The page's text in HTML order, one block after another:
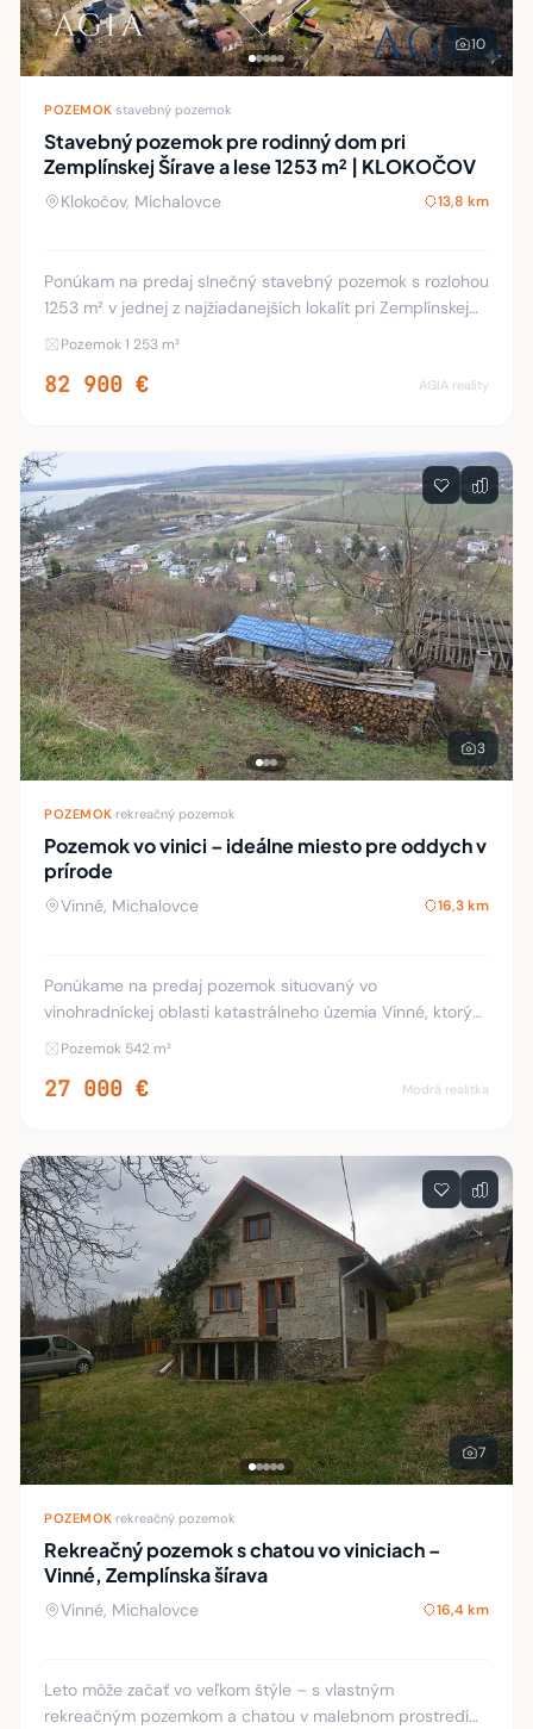
10
POZEMOK stavebný pozemok
Stavebný pozemok pre rodinný dom pri
Zemplínskej Šírave a lese 1253 m² | KLOKOČOV
Klokočov, Michalovce 13,8 km
Ponúkam na predaj slnečný stavebný pozemok s rozlohou
1253 m² v jednej z najžiadanejších lokalít pri Zemplínskej
Šírave. Obec Klokočov je známa nielen ako významné
Pozemok 1 253 m²
82 900 € AGIA reality
3
POZEMOK rekreačný pozemok
Pozemok vo vinici – ideálne miesto pre oddych v
prírode
Vinné, Michalovce 16,3 km
Ponúkame na predaj pozemok situovaný vo
vinohradníckej oblasti katastrálneho územia Vinné, ktorý
predstavuje ideálnu príležitosť pre milovníkov prírody a
Pozemok 542 m²
27 000 € Modrá realitka
7
POZEMOK rekreačný pozemok
Rekreačný pozemok s chatou vo viniciach –
Vinné, Zemplínska šírava
Vinné, Michalovce 16,4 km
Leto môže začať vo veľkom štýle – s vlastným
rekreačným pozemkom a chatou v malebnom prostredí